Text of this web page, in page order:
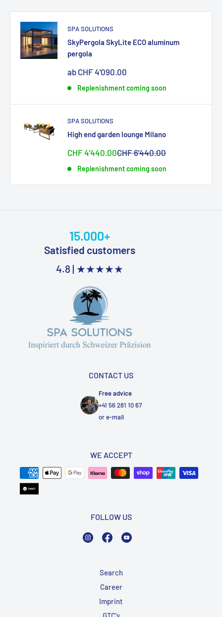
SPA SOLUTIONS
SkyPergola SkyLite ECO aluminum
pergola
Sonderpreis
ab CHF 4'090.00
Replenishment coming soon
SPA SOLUTIONS
High end garden lounge Milano
Sonderpreis
CHF 4'440.00Normalpreis
CHF 6'440.00
Replenishment coming soon
15.000+
Satisfied customers
4.8 | ★★★★★
CONTACT US
Free advice
+41 56 281 10 67
ore-mail
WE ACCEPT
FOLLOW US
InstagramFacebook
Search
Career
Imprint